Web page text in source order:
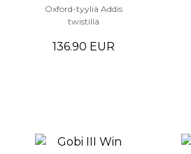
Oxford-tyyliä Addis
twistillä
136.90 EUR